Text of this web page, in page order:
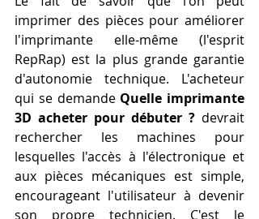
imprimer des pièces pour améliorer
l'imprimante elle-même (l'esprit
RepRap) est la plus grande garantie
d'autonomie technique. L'acheteur
qui se demande Quelle imprimante
3D acheter pour débuter ? devrait
rechercher les machines pour
lesquelles l'accès à l'électronique et
aux pièces mécaniques est simple,
encourageant l'utilisateur à devenir
son propre technicien. C'est le